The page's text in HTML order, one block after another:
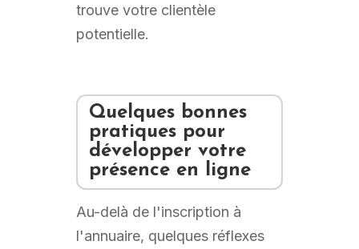
trouve votre clientèle
potentielle.
Quelques bonnes
pratiques pour
développer votre
présence en ligne
Au-delà de l'inscription à
l'annuaire, quelques réflexes